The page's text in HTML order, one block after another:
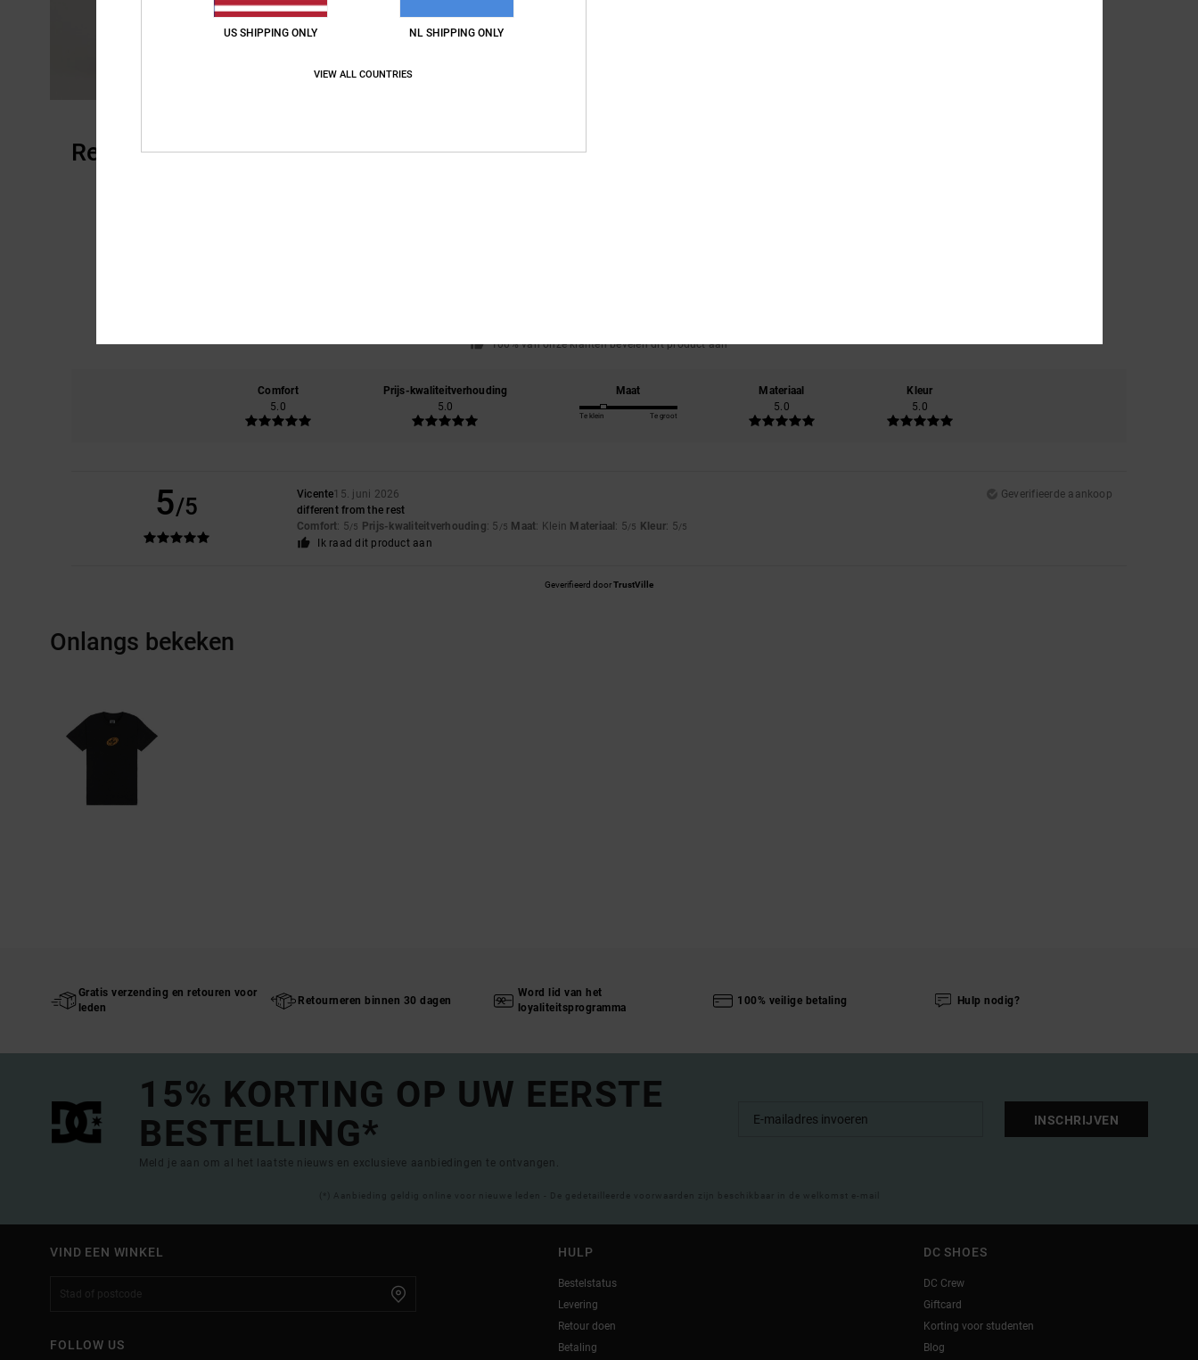
Reviews van klanten
100% van onze klanten bevelen dit product aan
Comfort
5.0
Prijs-kwaliteitverhouding
5.0
Maat
Te klein Te groot
Materiaal
5.0
Kleur
5.0
5/5 Vicente15. juni 2026
Geverifieerde aankoop
different from the rest
Comfort: 5/5 Prijs-kwaliteitverhouding: 5 /5 Maat: Klein Materiaal : 5/5 Kleur: 5/5
Ik raad dit product aan
Geverifieerd doorTrustVille
Onlangs bekeken
Gratis verzending en retouren voor
leden
Retourneren binnen 30 dagen
Word lid van het
loyaliteitsprogramma
100% veilige betaling Hulp nodig?
15% KORTING OP UW EERSTE
BESTELLING*
Meld je aan om al het laatste nieuws en exclusieve aanbiedingen te ontvangen.
INSCHRIJVEN
(*) Aanbieding geldig online voor nieuwe leden - De gedetailleerde voorwaarden zijn beschikbaar in de welkomst e-mail
VIND EEN WINKEL
FOLLOW US
HULP
Bestelstatus
Levering
Retour doen
Betaling
DC SHOES
DC Crew
Giftcard
Korting voor studenten
Blog
US SHIPPING ONLY NL SHIPPING ONLY
VIEW ALL COUNTRIES